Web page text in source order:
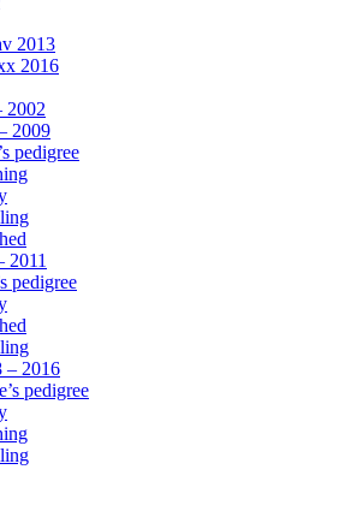
2013
2016
2002
2009
pedigree
2011
pedigree
– 2016
pedigree